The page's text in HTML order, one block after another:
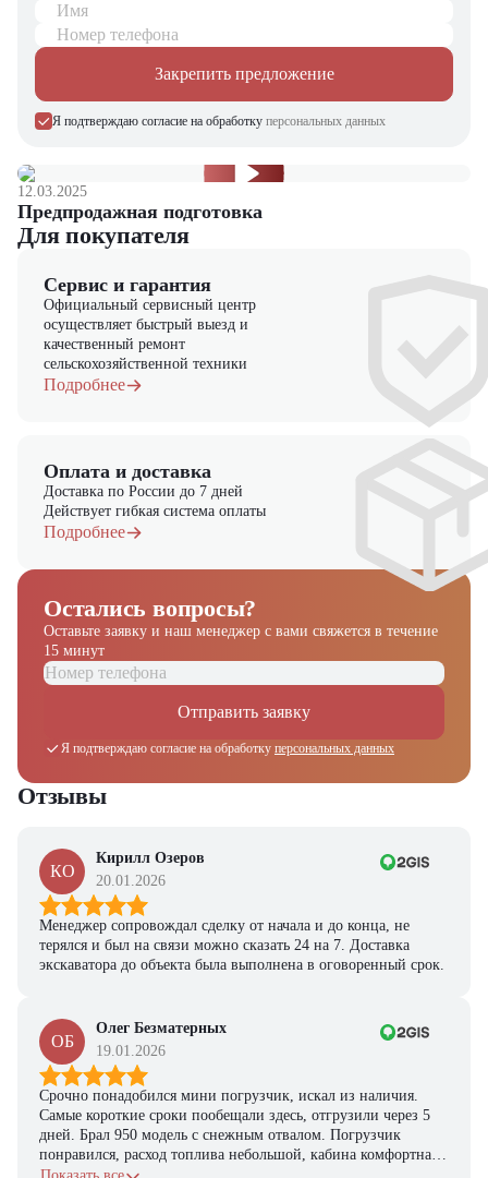
Имя
Номер телефона
Закрепить предложение
Я подтверждаю согласие на обработку персональных данных
12.03.2025
Предпродажная подготовка
Для покупателя
Сервис и гарантия
Официальный сервисный центр
осуществляет быстрый выезд и
качественный ремонт
сельскохозяйственной техники
Подробнее
Оплата и доставка
Доставка по России до 7 дней
Действует гибкая система оплаты
Подробнее
Остались вопросы?
Оставьте заявку и наш менеджер с вами свяжется в течение
15 минут
Отправить заявку
Я подтверждаю согласие на обработку персональных данных
Отзывы
КО
Кирилл Озеров
20.01.2026
Менеджер сопровождал сделку от начала и до конца, не
терялся и был на связи можно сказать 24 на 7. Доставка
экскаватора до объекта была выполнена в оговоренный срок.
ОБ
Олег Безматерных
19.01.2026
Срочно понадобился мини погрузчик, искал из наличия.
Самые короткие сроки пообещали здесь, отгрузили через 5
дней. Брал 950 модель с снежным отвалом. Погрузчик
понравился, расход топлива небольшой, кабина комфортная,
с задачами справляется.
Получите выгодное
предложение на спецтехнику
из наличия!
Ответьте на несколько вопросов — мы предоставим
персональную подборку моделей и лучшие условия